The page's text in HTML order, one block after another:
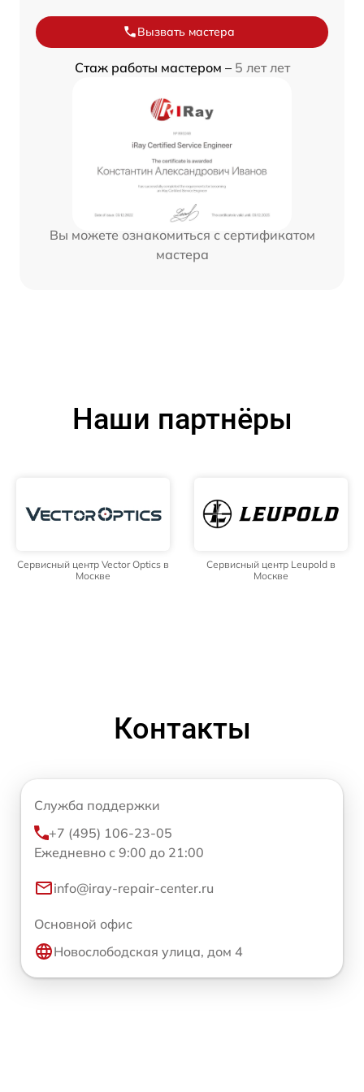
Вызвать мастера
Стаж работы мастером – 5 лет лет
Вы можете ознакомиться с сертификатом
мастера
Наши партнёры
Сервисный центр Vector Optics в
Москве
Сервисный центр Leupold в
Москве
Контакты
Служба поддержки
+7 (495) 106-23-05
Ежедневно с 9:00 до 21:00
info@iray-repair-center.ru
Основной офис
Новослободская улица, дом 4